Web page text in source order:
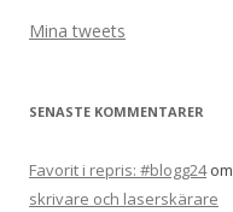
Mina tweets
SENASTE KOMMENTARER
Favorit i repris: #blogg24om
skrivare och laserskärare